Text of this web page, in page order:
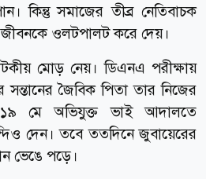
কিন্তু সমাজের তীব্র নেতিবাচক
জীবনকে ওলটপালট করে দেয়।
মোড় নেয়। ডিএনএ পরীক্ষায়
জৈবিক পিতা তার নিজের
মে অভিযুক্ত ভাই আদালতে
দেন। তবে ততদিনে জুবায়েরের
ভেঙে পড়ে।